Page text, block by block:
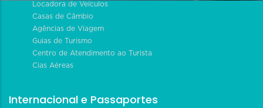
Locadora de Veículos
Casas de Câmbio
Agências de Viagem
Guias de Turismo
Centro de Atendimento ao Turista
Cias Aéreas
Internacional e Passaportes